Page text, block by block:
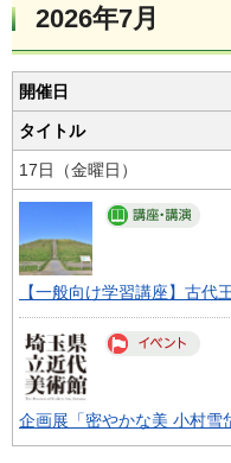
2026年7月
開催日
タイトル
17日（金曜日）
【一般向け学習講座】古代
企画展「密やかな美 小村雪